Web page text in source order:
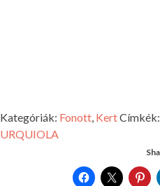
Kategóriák: Fonott, KertCímkék:
URQUIOLA